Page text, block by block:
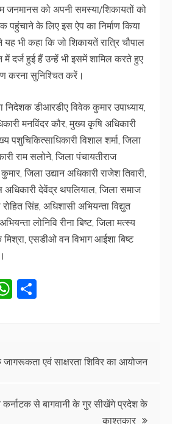
जनमानस को अपनी समस्या/शिकायतों को
पहुंचाने के लिए इस ऐप का निर्माण किया
यह भी कहा कि जो शिकायतें रात्रि चौपाल
में दर्ज हुई हैं उन्हें भी इसमें शामिल करते हुए
करना सुनिश्चित करें।
निदेशक डीआरडीए विवेक कुमार उपाध्याय,
मनविंदर कौर, मुख्य कृषि अधिकारी
पशुचिकित्साधिकारी विशाल शर्मा, जिला
राम सलोने, जिला पंचायतीराज
जिला उद्यान अधिकारी राजेश तिवारी,
अधिकारी देवेंद्र थपलियाल, जिला समाज
सिंह, अधिशासी अभियन्ता विद्युत
लोनिवि रीना बिष्ट, जिला मत्स्य
एसडीओ वन विभाग आईशा बिष्ट
W
A
p
जागरूकता एवं साक्षरता शिविर का आयोजन
कर्नाटक से बागवानी के गुर सीखेंगे प्रदेश के
काश्तकार